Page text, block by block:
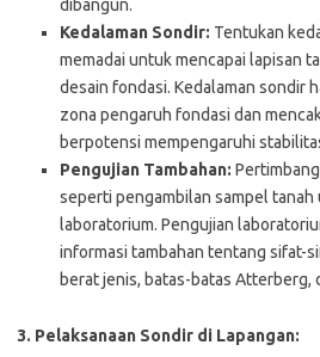
dibangun.
Kedalaman Sondir: Tentukan
memadai untuk mencapai lapisan
desain fondasi. Kedalaman sondir
zona pengaruh fondasi dan
berpotensi mempengaruhi
Pengujian Tambahan:
seperti pengambilan sampel tanah
laboratorium. Pengujian
informasi tambahan tentang sifat-
berat jenis, batas-batas Atterberg,
3. Pelaksanaan Sondir di Lapangan: